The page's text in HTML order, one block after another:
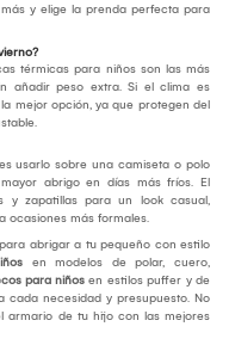
y elige la prenda perfecta para
térmicas para niños son las más
añadir peso extra. Si el clima es
mejor opción, ya que protegen del
usarlo sobre una camiseta o polo
abrigo en días más fríos. El
y zapatillas para un look casual,
ocasiones más formales.
abrigar a tu pequeño con estilo
en modelos de polar, cuero,
para niños en estilos puffer y de
cada necesidad y presupuesto. No
armario de tu hijo con las mejores